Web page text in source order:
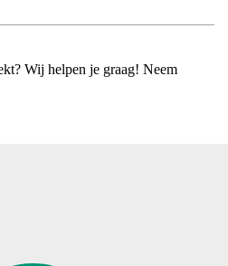
Wij helpen je graag! Neem